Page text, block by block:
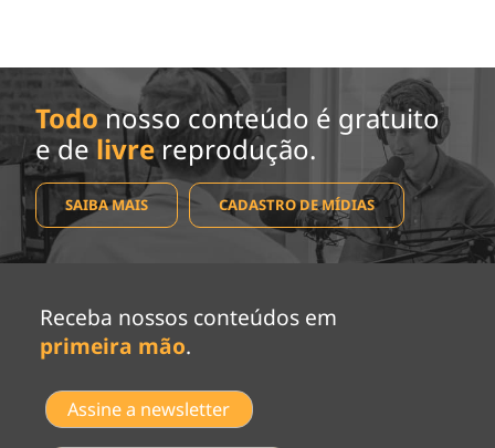
Todo nosso conteúdo é gratuito
e de livrereprodução.
SAIBA MAIS CADASTRO DE MÍDIAS
Receba nossos conteúdos em
primeira mão.
Assine a newsletter